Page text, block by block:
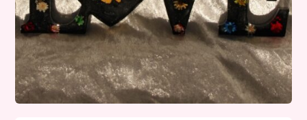
Nøkkelringer
Julepynt